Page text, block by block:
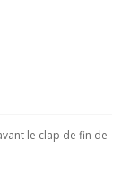
le clap de fin de